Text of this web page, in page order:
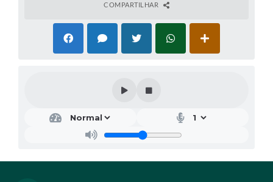
COMPARTILHAR